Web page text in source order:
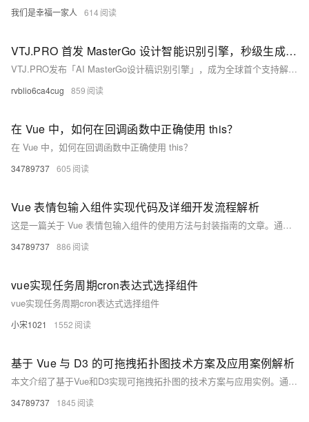
我们是幸福一家人 614
VTJ.PRO 首发 MasterGo 设计智能识别引擎，秒级生成 Vue 代码
VTJ.PRO发布「AI MasterGo设计稿识别引擎」，成为全球首个支持解析MasterGo原生JSON文件并自动生成Vue组件的AI工具。通过双引擎架构，实现设计到代码全流程自动化，效率提升300%，助力企业降本增效，引领“设计即生产”新时代。
rvblio6ca4cug 859
在 Vue 中，如何在回调函数中正确使用 this？
在 Vue 中，如何在回调函数中正确使用 this？
34789737 605
Vue 表情包输入组件实现代码及详细开发流程解析
这是一篇关于 Vue 表情包输入组件的使用方法与封装指南的文章。通过安装依赖、全局注册和局部使用，可以快速集成表情包功能到 Vue 项目中。文章还详细介绍了组件的封装实现、高级配置（如自定义表情列表、主题定制、动画效果和懒加载）以及完整集成示例。开发者可根据需求扩展功能，例如 GIF 搜索或自定义表情上传，提升用户体验。资源链接提供进一步学习材料。
34789737 886
vue实现任务周期cron表达式选择组件
vue实现任务周期cron表达式选择组件
小宋1021 1552
基于 Vue 与 D3 的可拖拽拓扑图技术方案及应用案例解析
本文介绍了基于Vue和D3实现可拖拽拓扑图的技术方案与应用实例。通过Vue构建用户界面和交互逻辑，结合D3强大的数据可视化能力，实现了力导向布局、节点拖拽、交互事件等功能。文章详细讲解了数据模型设计、拖拽功能实现、组件封装及高级扩展（如节点类型定制、连接样式优化等），并提供了性能优化方案以应对大数据量场景。最终，展示了基础网络拓扑、实时更新拓扑等应用实例，为开发者提供了一套完整的实现思路和实践经验。
34789737 1845